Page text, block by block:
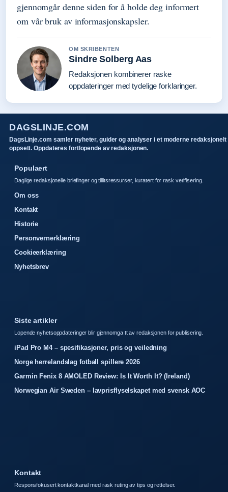
gjennomgår denne siden for å holde deg informert
om vår bruk av informasjonskapsler.
OM SKRIBENTEN
Sindre Solberg Aas
Redaksjonen kombinerer raske
oppdateringer med tydelige forklaringer.
DAGSLINJE.COM
DagsLinje.com samler nyheter, guider og analyser i et moderne redaksjonelt
oppsett. Oppdateres fortlopende av redaksjonen.
Populaert
Daglige redaksjonelle briefinger og tillitsressurser, kuratert for rask verifisering.
Om oss
Kontakt
Historie
Personvernerklæring
Cookieerklæring
Nyhetsbrev
Siste artikler
Lopende nyhetsoppdateringer blir gjennomga tt av redaksjonen for publisering.
iPad Pro M4 – spesifikasjoner, pris og veiledning
Norge herrelandslag fotball spillere 2026
Garmin Fenix 8 AMOLED Review: Is It Worth It? (Ireland)
Norwegian Air Sweden – lavprisflyselskapet med svensk AOC
Kontakt
Responsfokusert kontaktkanal med rask ruting av tips og rettelser.